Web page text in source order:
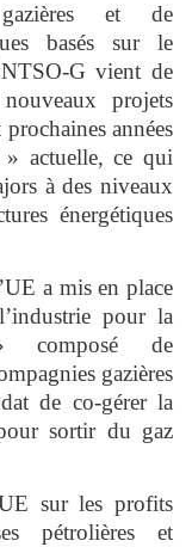
gazières et de
basés sur le
G vient de
projets
années
actuelle, ce qui
à des niveaux
énergétiques
a mis en place
pour la
composé de
gazières
de co-gérer la
sortir du gaz
sur les profits
pétrolières et